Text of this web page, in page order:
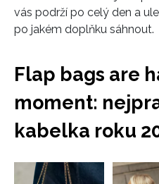
vás podrží po celý den a
po jakém doplňku sáhnout.
Flap bags are
moment:
kabelka roku